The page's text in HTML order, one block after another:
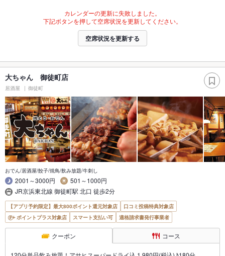
カレンダーの更新に失敗しました。
下記ボタンを押して空席状況を更新してください。
空席状況を更新する
大ちゃん 御徒町店
居酒屋 御徒町
おでん/居酒屋/餃子/焼鳥/飲み放題/牛刺し
2001～3000円
501～1000円
JR京浜東北線 御徒町駅 北口 徒歩2分
【アプリ予約限定】最大800ポイント還元対象店
口コミ投稿特典対象店
ポイントプラス対象店
スマート支払い可 適格請求書発行事業者
クーポン コース